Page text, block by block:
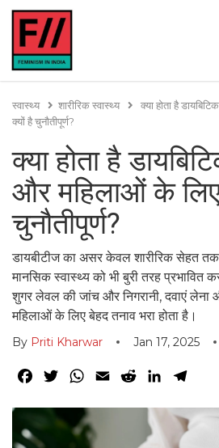
स्वास्थ्य शारीरिक स्वास्थ्य
क्या होता है
क्यों है चुनौतीपूर्ण?
क्या होता है
और महिलाओं के
चुनौतीपूर्ण?
डायबीटीज का असर केवल शारीरिक सेहत तक
मानसिक स्वास्थ्य को भी बुरी तरह प्रभावित
शुगर लेवल की जांच और निगरानी, दवाएं लेना
महिलाओं के लिए बेहद तनाव भरा होता है।
By Priti Kharwar Jan 17, 2025
Facebook
TwitterWhatsApp
Email RedditLinkedIn